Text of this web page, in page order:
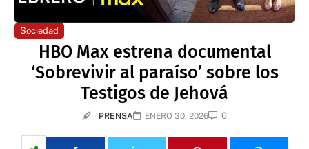
Sociedad
HBO Max estrena documental
‘Sobrevivir al paraíso’ sobre los
Testigos de Jehová
PRENSA ENERO 30, 2026 0